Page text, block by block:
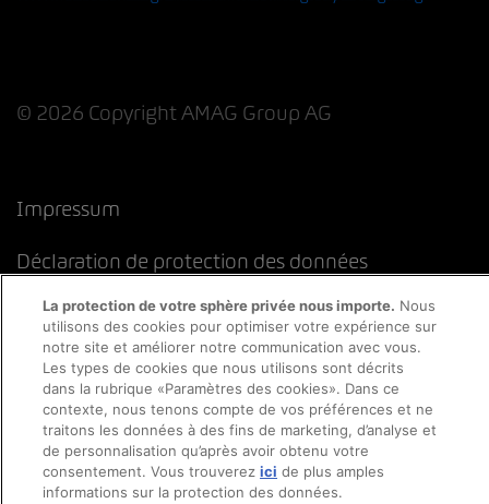
© 2026 Copyright AMAG Group AG
Impressum
Déclaration de protection des données
Directive cookies Mentions légales CFST
La protection de votre sphère privée nous importe. Nous
utilisons des cookies pour optimiser votre expérience sur
notre site et améliorer notre communication avec vous.
Les types de cookies que nous utilisons sont décrits
dans la rubrique «Paramètres des cookies». Dans ce
contexte, nous tenons compte de vos préférences et ne
traitons les données à des fins de marketing, d’analyse et
de personnalisation qu’après avoir obtenu votre
consentement. Vous trouverezici de plus amples
informations sur la protection des données.